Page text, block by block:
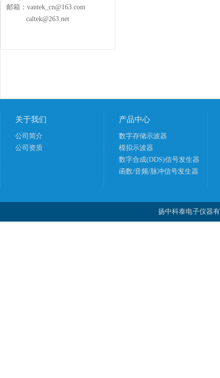
邮箱：vantek_cn@163.com
caltek@263.net
关于我们
公司简介
公司资质
产品中心
数字存储示波器
模拟示波器
数字合成(DDS)信号发生器
函数/音频/脉冲信号发生器
扬中科泰电子仪器